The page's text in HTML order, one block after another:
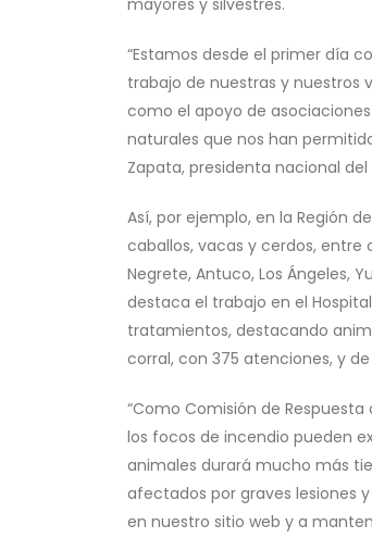
mayores y silvestres.
“Estamos desde el primer día
trabajo de nuestras y nuestros
como el apoyo de
naturales que nos han
Zapata, presidenta nacional
Así, por ejemplo, en la Región
caballos, vacas y cerdos, entre
Negrete, Antuco, Los Ángeles,
destaca el trabajo en el
tratamientos, destacando
corral, con 375 atenciones, y
“Como Comisión de
los focos de incendio pueden
animales durará mucho más
afectados por graves lesiones
en nuestro sitio web y a